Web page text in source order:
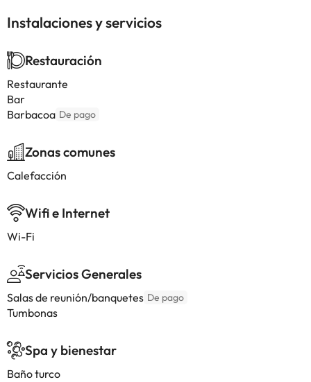
Instalaciones y servicios
Restauración
Restaurante
Bar
Barbacoa De pago
Zonas comunes
Calefacción
Wifi e Internet
Wi-Fi
Servicios Generales
Salas de reunión/banquetes De pago
Tumbonas
Spa y bienestar
Baño turco